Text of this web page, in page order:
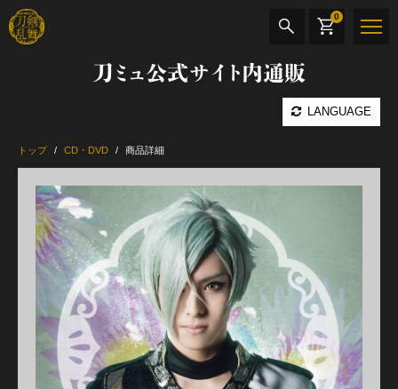
刀ミュ公式サイト内通販
LANGUAGE
0
CD・DVD BOOK その他
最新カテゴリー
加州清光 単騎出陣 極
トップ CD・DVD 商品詳細